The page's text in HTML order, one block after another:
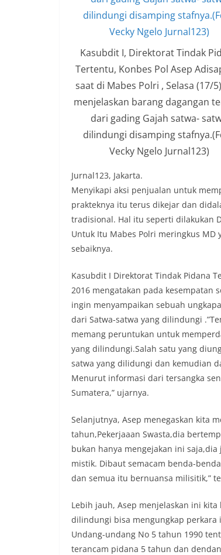
Kasubdit I, Direktorat Tindak
Tertentu, Konbes Pol Asep
saat di Mabes Polri , Selasa (17/
menjelaskan barang dagangan
dari gading Gajah satwa-
dilindungi disamping
Vecky Ngelo Jurnal123)
Jurnal123, Jakarta.
Menyikapi aksi penjualan untuk
prakteknya itu terus dikejar dan
tradisional. Hal itu seperti dilakukan
Untuk Itu Mabes Polri meringkus MD
sebaiknya.
Kasubdit I Direktorat Tindak Pidana
2016 mengatakan pada kesempatan
ingin menyampaikan sebuah
dari Satwa-satwa yang dilindungi
memang peruntukan untuk
yang dilindungi.Salah satu yang
satwa yang dilidungi dan kemudian
Menurut informasi dari tersangka
Sumatera,” ujarnya.
Selanjutnya, Asep menegaskan kita
tahun,Pekerjaaan Swasta,dia
bukan hanya mengejakan ini
mistik. Dibaut semacam benda-
dan semua itu bernuansa milisitik,”
Lebih jauh, Asep menjelaskan ini
dilindungi bisa mengungkap perkara
Undang-undang No 5 tahun 1990
terancam pidana 5 tahun dan